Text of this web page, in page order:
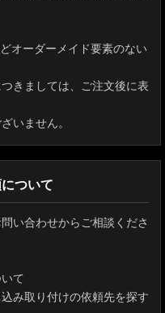
オーダーメイド要素のない
きましては、ご注文後に表
いません。
ついて
い合わせからご相談くださ
て
み取り付けの依頼先を探す